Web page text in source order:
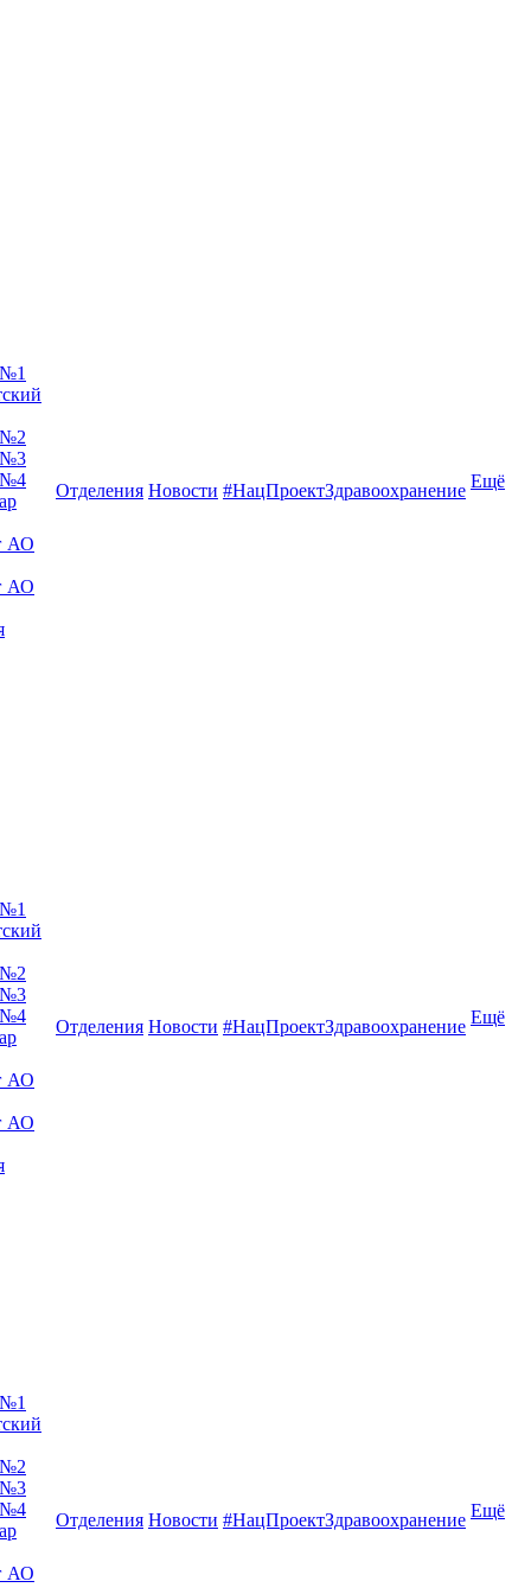
№2
№3
№4
АО
АО
Отделения Новости #НацПроектЗдравоохранение Ещё
№2
№3
№4
АО
АО
Отделения Новости #НацПроектЗдравоохранение Ещё
№2
№3
№4
АО
Отделения Новости #НацПроектЗдравоохранение Ещё